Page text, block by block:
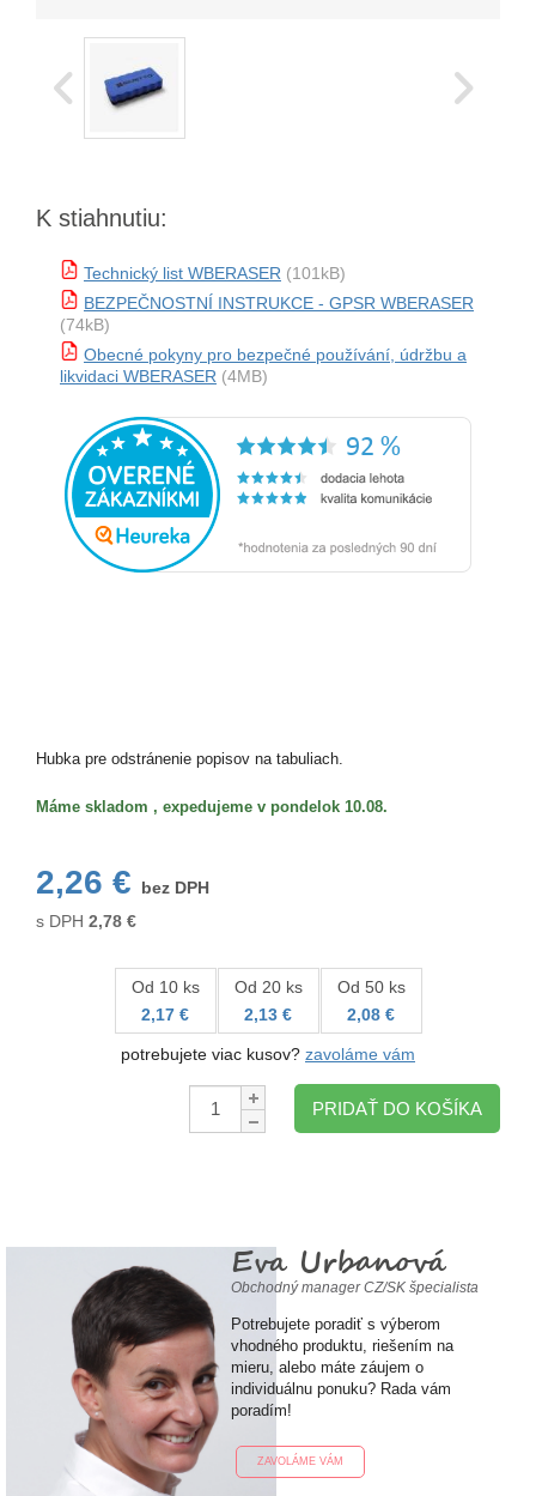
K stiahnutiu:
Technický list WBERASER (101kB)
BEZPEČNOSTNÍ INSTRUKCE - GPSR WBERASER
(74kB)
Obecné pokyny pro bezpečné používání, údržbu a
likvidaci WBERASER (4MB)
Hubka pre odstránenie popisov na tabuliach.
Máme skladom , expedujeme v pondelok 10.08.
2,26 €
bez DPH
s DPH 2,78 €
Od 10 ks
2,17 €
Od 20 ks
2,13 €
Od 50 ks
2,08 €
potrebujete viac kusov? zavoláme vám
Množstvo:
PRIDAŤ DO KOŠÍKA
Eva Urbanová
Obchodný manager CZ/SK špecialista
Potrebujete poradiť s výberom
vhodného produktu, riešením na
mieru, alebo máte záujem o
individuálnu ponuku? Rada vám
poradím!
ZAVOLÁME VÁM